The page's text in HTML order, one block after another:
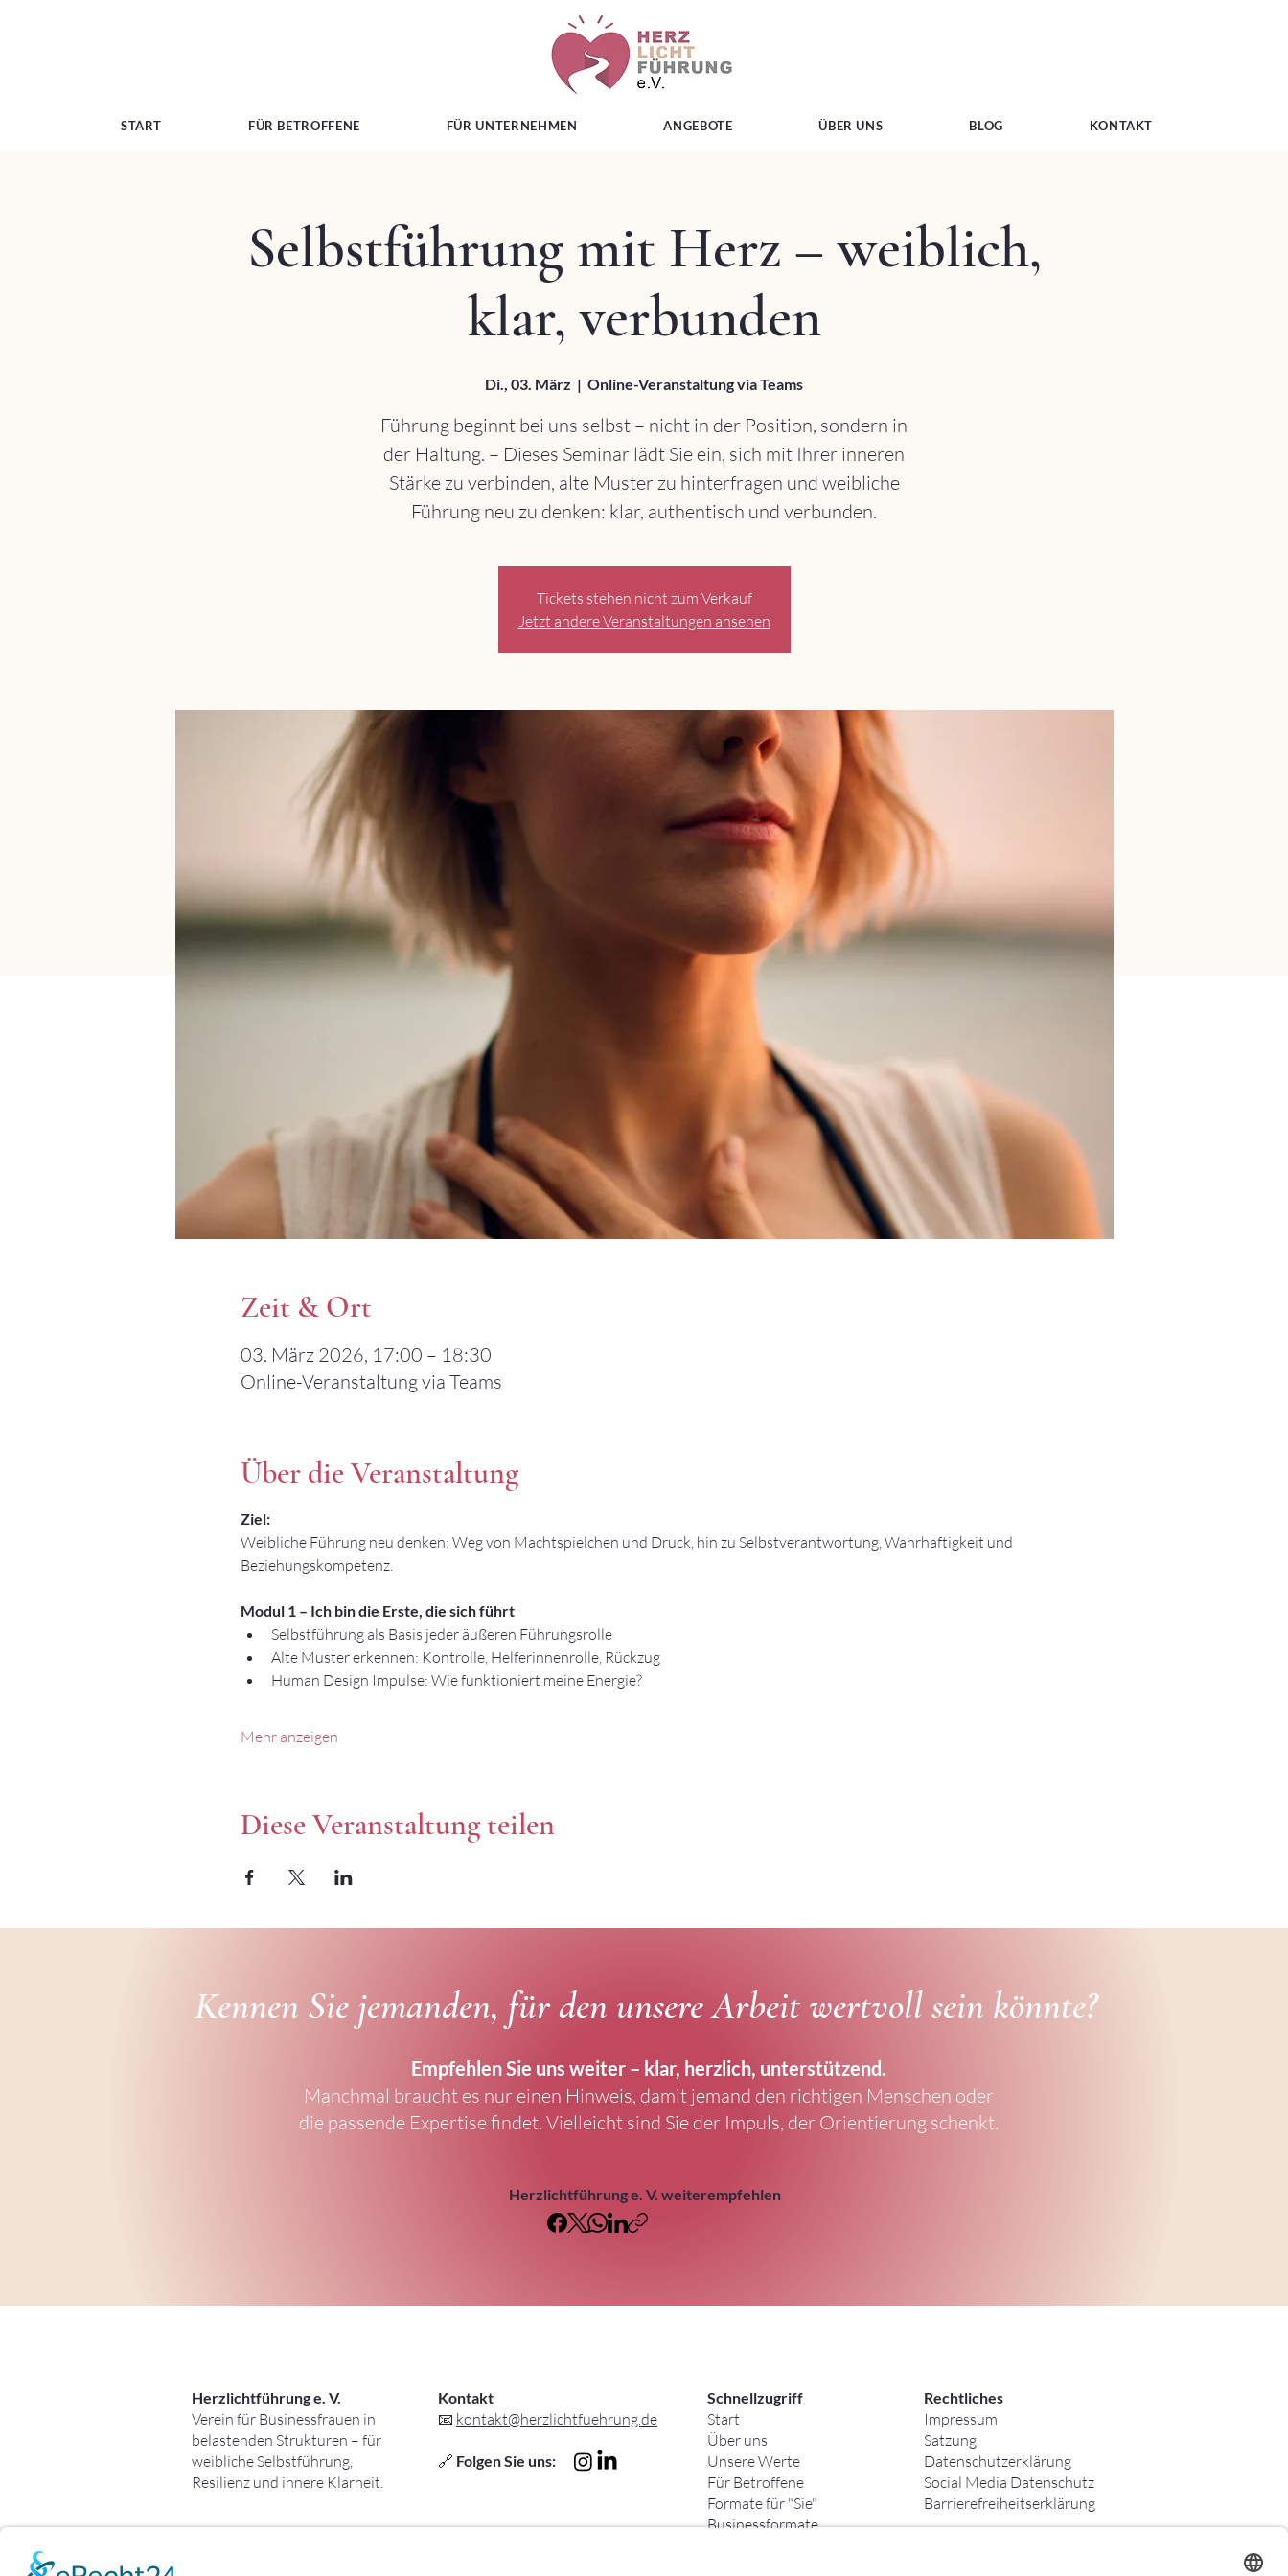
START FÜR BETROFFENE FÜR UNTERNEHMEN ANGEBOTE ÜBER UNS BLOG KONTAKT
Selbstführung mit Herz – weiblich,
klar, verbunden
Di., 03. März
  |
Online-Veranstaltung via Teams
Führung beginnt bei uns selbst – nicht in der Position, sondern in
der Haltung. – Dieses Seminar lädt Sie ein, sich mit Ihrer inneren
Stärke zu verbinden, alte Muster zu hinterfragen und weibliche
Führung neu zu denken: klar, authentisch und verbunden.
Tickets stehen nicht zum Verkauf
Jetzt andere Veranstaltungen ansehen
Zeit & Ort
03. März 2026, 17:00 – 18:30
Online-Veranstaltung via Teams
Über die Veranstaltung
Ziel:
Weibliche Führung neu denken: Weg von Machtspielchen und Druck, hin zu Selbstverantwortung, Wahrhaftigkeit und
Beziehungskompetenz.
Modul 1 – Ich bin die Erste, die sich führt
Selbstführung als Basis jeder äußeren Führungsrolle
Alte Muster erkennen: Kontrolle, Helferinnenrolle, Rückzug
Human Design Impulse: Wie funktioniert meine Energie?
Mehr anzeigen
Diese Veranstaltung teilen
Empfehlen Sie uns weiter – klar, herzlich, unterstützend.
Manchmal braucht es nur einen Hinweis, damit jemand den richtigen Menschen oder
die passende Expertise findet. Vielleicht sind Sie der Impuls, der Orientierung schenkt.
Kennen Sie jemanden, für den unsere Arbeit wertvoll sein könnte?
Herzlichtführung e. V. weiterempfehlen
Herzlichtführung e. V.
Verein für Businessfrauen in
belastenden Strukturen – für
weibliche Selbstführung,
Resilienz und innere Klarheit.
Kontakt
📧 kontakt@herzlichtfuehrung.de
🔗 Folgen Sie uns:
Schnellzugriff
Start
Über uns
Unsere Werte
Für Betroffene
Formate für "Sie"
Businessformate
Rechtliches
Impressum
Satzung
Datenschutzerklärung
Social Media Datenschutz
Barrierefreiheitserklärung